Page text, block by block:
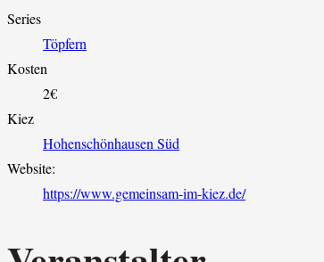
Series
Töpfern
Kosten
2€
Kiez
Hohenschönhausen Süd
Website:
https://www.gemeinsam-im-kiez.de/